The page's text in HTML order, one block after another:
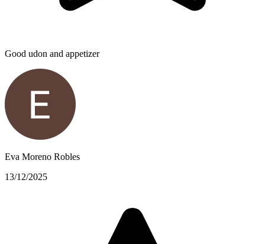
Good udon and appetizer
Eva Moreno Robles
13/12/2025